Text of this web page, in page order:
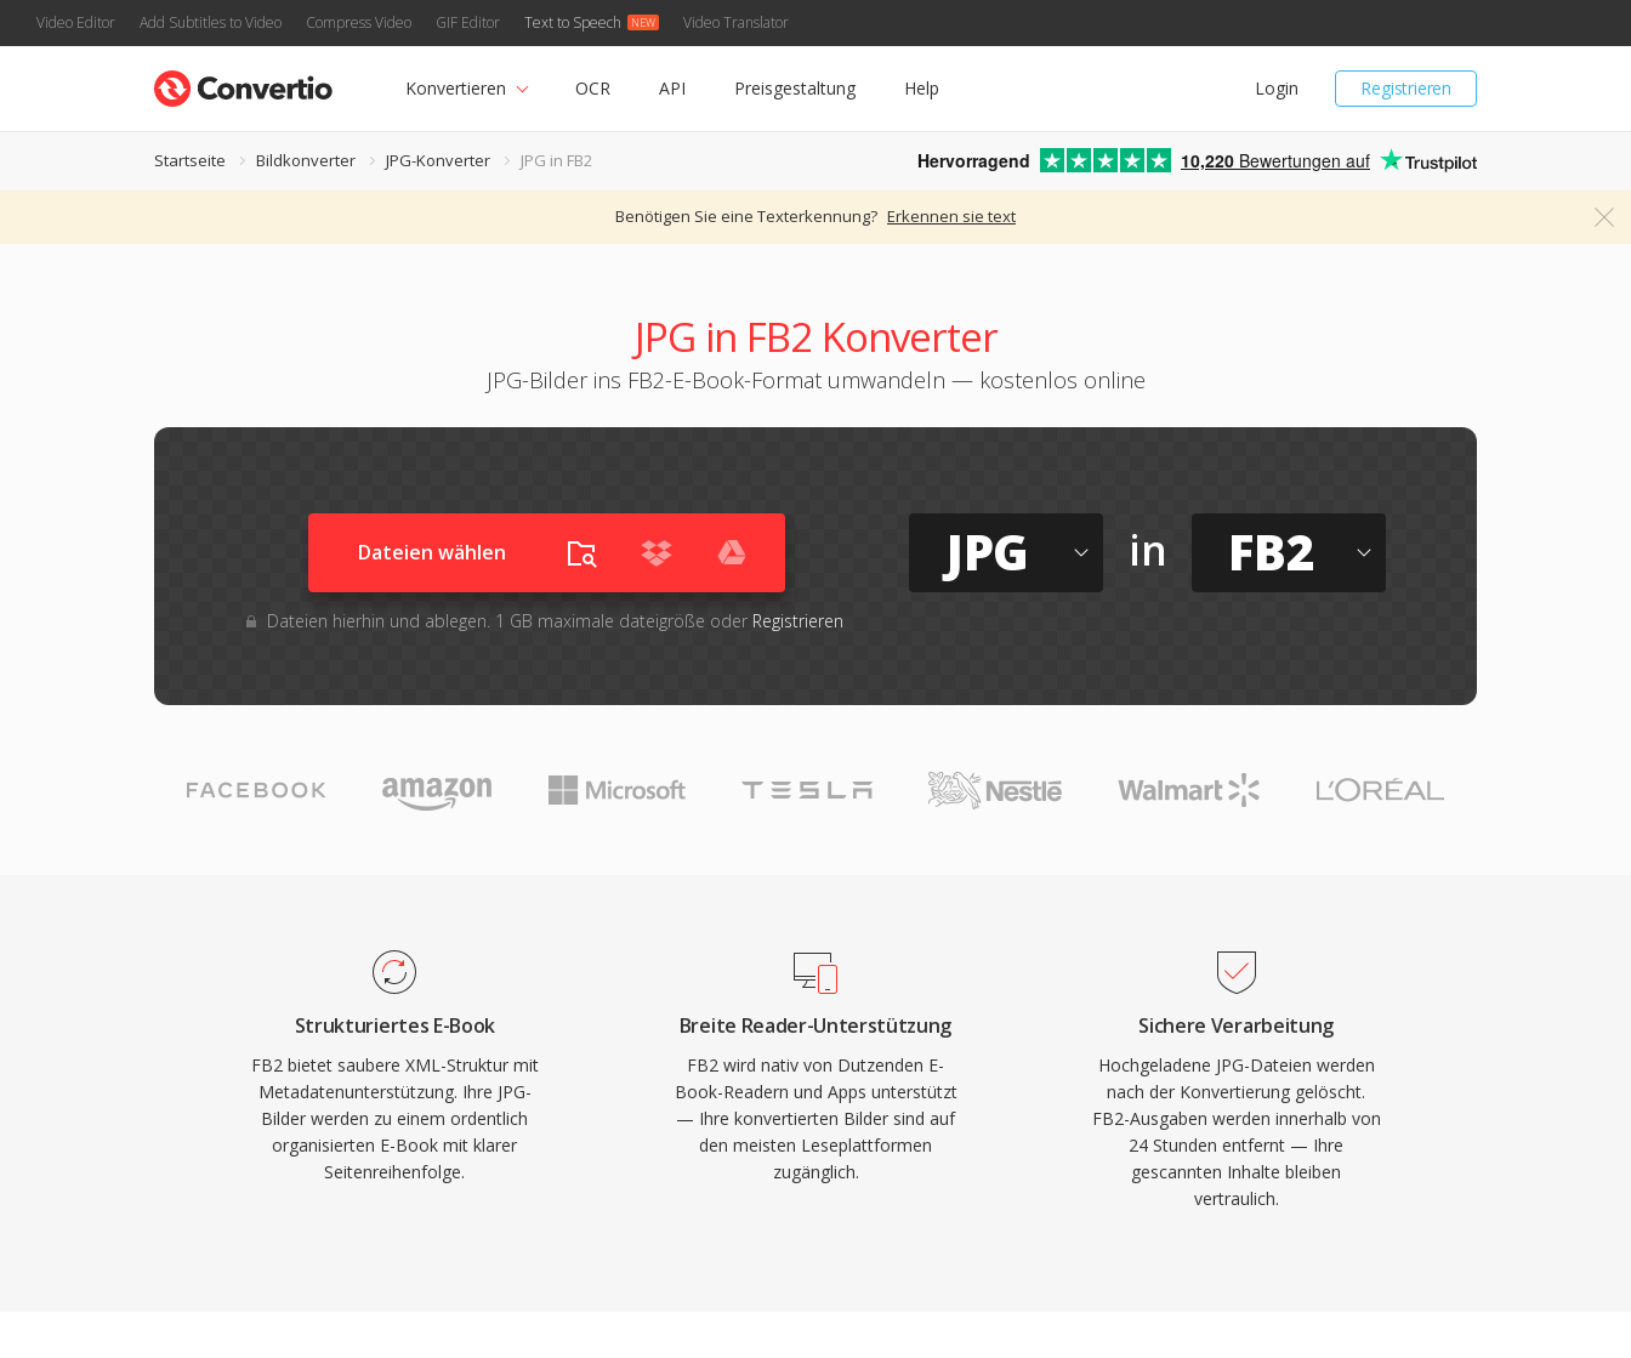
Video Editor Add Subtitles to Video Compress Video GIF Editor Text to Speech Video Translator
Registrieren
Login
Konvertieren OCR API Preisgestaltung Help
Startseite Bildkonverter JPG-Konverter JPG in FB2 Hervorragend 10,220 Bewertungen auf
Benötigen Sie eine Texterkennung? Erkennen sie text
JPG in FB2 Konverter
JPG-Bilder ins FB2-E-Book-Format umwandeln — kostenlos online
Dateien wählen
Dateien hierhin und ablegen. 1 GB maximale dateigröße oder Registrieren
JPG in FB2
Strukturiertes E-Book
FB2 bietet saubere XML-Struktur mit
Metadatenunterstützung. Ihre JPG-
Bilder werden zu einem ordentlich
organisierten E-Book mit klarer
Seitenreihenfolge.
Breite Reader-Unterstützung
FB2 wird nativ von Dutzenden E-
Book-Readern und Apps unterstützt
— Ihre konvertierten Bilder sind auf
den meisten Leseplattformen
zugänglich.
Sichere Verarbeitung
Hochgeladene JPG-Dateien werden
nach der Konvertierung gelöscht.
FB2-Ausgaben werden innerhalb von
24 Stunden entfernt — Ihre
gescannten Inhalte bleiben
vertraulich.